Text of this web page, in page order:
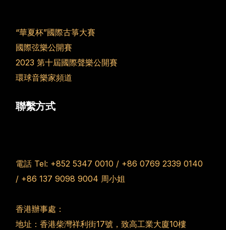
“華夏杯”國際古箏大賽
國際弦樂公開賽
2023 第十屆國際聲樂公開賽
環球音樂家頻道
聯繫方式
電話 Tel: +852 5347 0010 / +86 0769 2339 0140
/ +86 137 9098 9004 周小姐
香港辦事處：
地址：香港柴灣祥利街17號，致高工業大廈10樓